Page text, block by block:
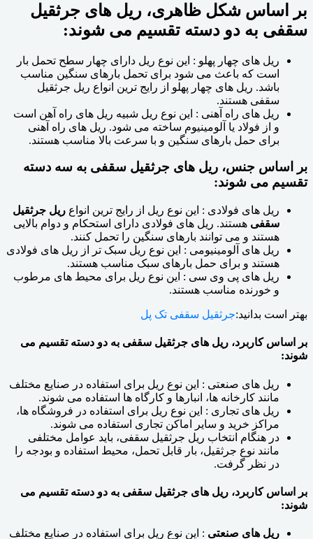
بر اساس شکل ظاهری، ریل های جرثقیل
سقفی به دو دسته تقسیم می شوند:
ریل های چهار پهلو : این نوع ریل دارای چهار سطح تحمل بار
است که باعث می شود برای تحمل بارهای سنگین مناسب
باشد. ریل های چهار پهلو از رایج ترین انواع ریل جرثقیل
سقفی هستند.
ریل های راه آهنی : این نوع ریل شبیه ریل های راه آهن است
و از فولاد یا آلومینیوم ساخته می شود. ریل های راه آهنی
برای حمل بارهای سنگین و با سرعت بالا مناسب هستند.
بر اساس جنس، ریل های جرثقیل سقفی به سه دسته
تقسیم می شوند:
ریل های فولادی : این نوع ریل از رایج ترین انواع ریل جرثقیل
سقفی هستند. ریل های فولادی دارای استحکام و دوام بالایی
هستند و می توانند بارهای سنگین را تحمل کنند.
ریل های آلومینیومی : این نوع ریل سبک تر از ریل های فولادی
هستند و برای حمل بارهای سبک مناسب هستند.
ریل های پی وی سی : این نوع ریل برای محیط های مرطوب
و خورنده مناسب هستند.
بهتر است بدانید:جرثقیل سقفی تک پل
بر اساس کاربرد، ریل های جرثقیل سقفی به دو دسته تقسیم می
شوند:
ریل های صنعتی : این نوع ریل برای استفاده در صنایع مختلف
مانند کارخانه ها، انبارها و کارگاه ها استفاده می شوند.
ریل های تجاری : این نوع ریل برای استفاده در فروشگاه ها،
مراکز خرید و سایر اماکن تجاری استفاده می شوند.
در هنگام انتخاب ریل جرثقیل سقفی، باید عوامل مختلفی
مانند نوع جرثقیل، بار قابل تحمل، محیط استفاده و بودجه را
در نظر گرفت.
بر اساس کاربرد، ریل های جرثقیل سقفی به دو دسته تقسیم می
شوند:
ریل های صنعتی : این نوع ریل برای استفاده در صنایع مختلف